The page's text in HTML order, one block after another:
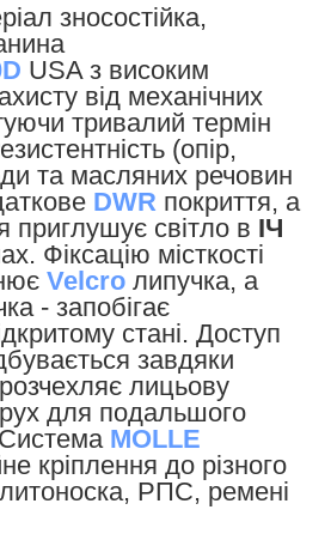
зносостійка,
USA з високим
від механічних
тривалий термін
(опір,
та масляних речовин
DWR покриття, а
приглушує світло в ІЧ
Фіксацію місткості
Velcro липучка, а
- запобігає
стані. Доступ
завдяки
лицьову
для подальшого
MOLLE
кріплення до різного
РПС, ремені